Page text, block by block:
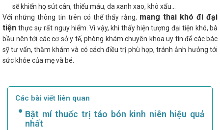
sẽ khiến họ sút cân, thiếu máu, da xanh xao, khô xấu…
Với những thông tin trên có thể thấy rằng, mang thai khó đi đại
tiệnthực sự rất nguy hiểm. Vì vậy, khi thấy hiện tượng đại tiện khó, bà
bầu nên tới các cơ sở y tế, phòng khám chuyên khoa uy tín để các bác
sỹ tư vấn, thăm khám và có cách điều trị phù hợp, tránh ảnh hưởng tới
sức khỏe của mẹ và bé.
Các bài viết liên quan
Bật mí thuốc trị táo bón kinh niên hiệu quả
nhất